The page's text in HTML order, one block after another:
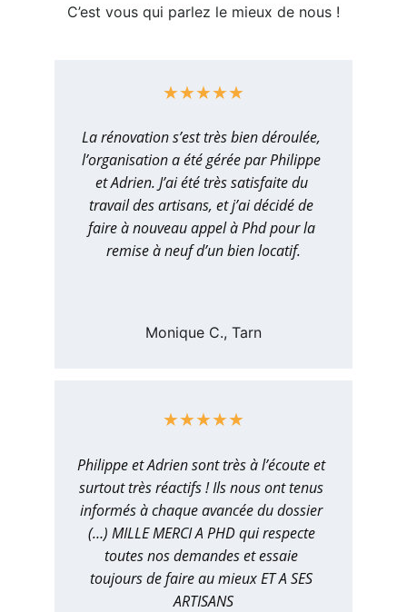
C’est vous qui parlez le mieux de nous !
La rénovation s’est très bien déroulée,
l’organisation a été gérée par Philippe
et Adrien. J’ai été très satisfaite du
travail des artisans, et j’ai décidé de
faire à nouveau appel à Phd pour la
remise à neuf d’un bien locatif.
Monique C., Tarn
★★★★★
★★★★★
Philippe et Adrien sont très à l’écoute et
surtout très réactifs ! Ils nous ont tenus
informés à chaque avancée du dossier
(…) MILLE MERCI A PHD qui respecte
toutes nos demandes et essaie
toujours de faire au mieux ET A SES
ARTISANS